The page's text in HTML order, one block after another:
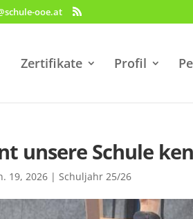
ooe.at
Zertifikate Profil
unsere Schule
19, 2026 | Schuljahr 25/26